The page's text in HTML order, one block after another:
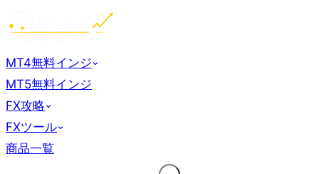
MT4無料インジ
MT5無料インジ
FX攻略
FXツール
商品一覧